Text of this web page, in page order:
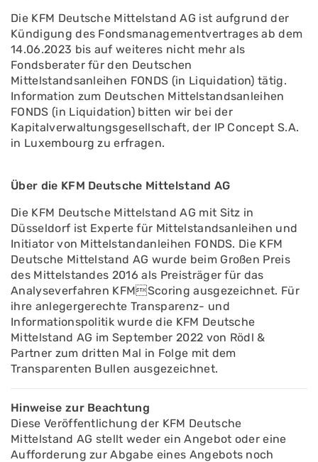
Die KFM Deutsche Mittelstand AG ist aufgrund der
Kündigung des Fondsmanagementvertrages ab dem
14.06.2023 bis auf weiteres nicht mehr als
Fondsberater für den Deutschen
Mittelstandsanleihen FONDS (in Liquidation) tätig.
Information zum Deutschen Mittelstandsanleihen
FONDS (in Liquidation) bitten wir bei der
Kapitalverwaltungsgesellschaft, der IP Concept S.A.
in Luxembourg zu erfragen.
Über die KFM Deutsche Mittelstand AG
Die KFM Deutsche Mittelstand AG mit Sitz in
Düsseldorf ist Experte für Mittelstandsanleihen und
Initiator von Mittelstandanleihen FONDS. Die KFM
Deutsche Mittelstand AG wurde beim Großen Preis
des Mittelstandes 2016 als Preisträger für das
Analyseverfahren KFMScoring ausgezeichnet. Für
ihre anlegergerechte Transparenz- und
Informationspolitik wurde die KFM Deutsche
Mittelstand AG im September 2022 von Rödl &
Partner zum dritten Mal in Folge mit dem
Transparenten Bullen ausgezeichnet.
Hinweise zur Beachtung
Diese Veröffentlichung der KFM Deutsche
Mittelstand AG stellt weder ein Angebot oder eine
Aufforderung zur Abgabe eines Angebots noch